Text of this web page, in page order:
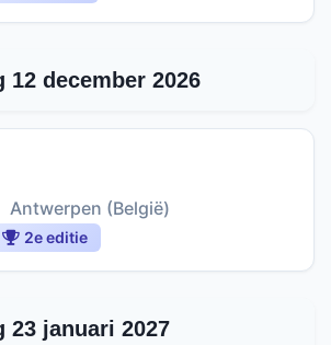
12 december 2026
Antwerpen (België)
2e editie
23 januari 2027